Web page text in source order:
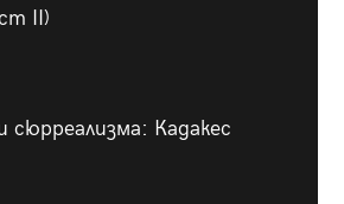
II)
Кадакес